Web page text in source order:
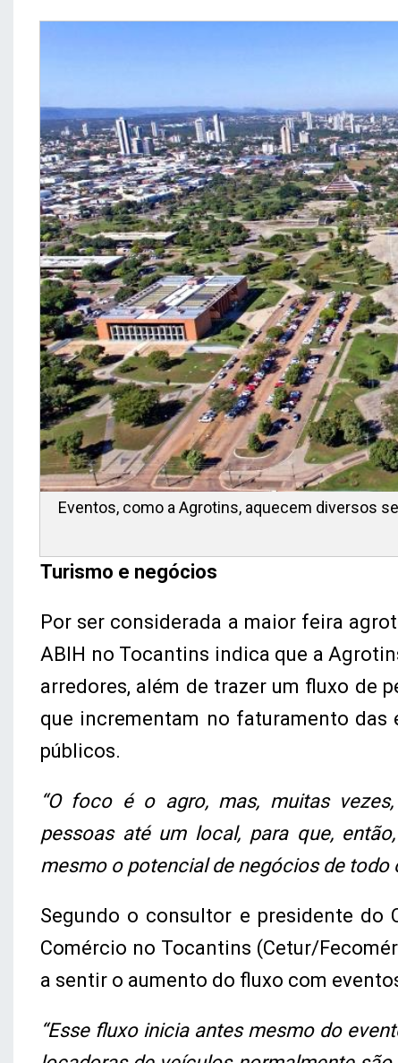
Eventos, como a Agrotins, aquecem diversos
Turismo e negócios
Por ser considerada a maior feira
ABIH no Tocantins indica que a
arredores, além de trazer um fluxo de
que incrementam no faturamento das
públicos.
“O foco é o agro, mas, muitas
pessoas até um local, para que,
mesmo o potencial de negócios de todo
Segundo o consultor e presidente do
Comércio no Tocantins (Cetur/
a sentir o aumento do fluxo com
“Esse fluxo inicia antes mesmo do